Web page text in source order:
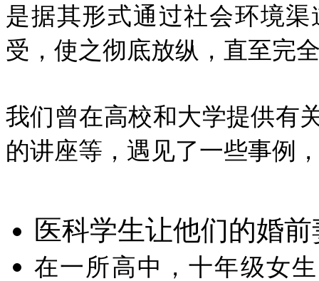
是据其形式通过社会环境
受，使之彻底放纵，直至完
我们曾在高校和大学提供有
的讲座等，遇见了一些事例
医科学生让他们的婚
在一所高中，十年级女